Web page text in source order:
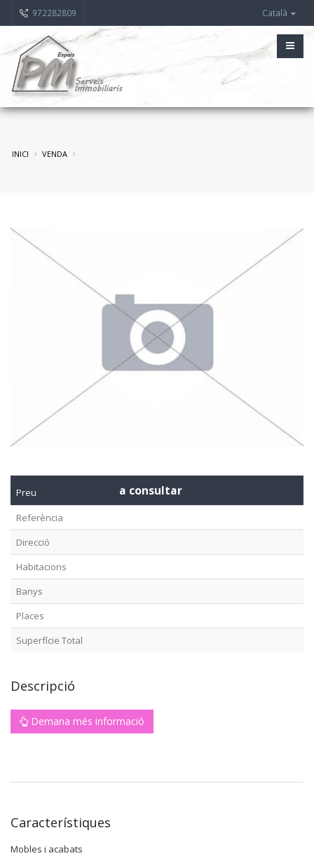
972282809 Català
INICI VENDA
Preu a consultar
Referència
Direcció
Habitacions
Banys
Places
Superfície Total
Descripció
Demana més informació
Característiques
Mobles i acabats